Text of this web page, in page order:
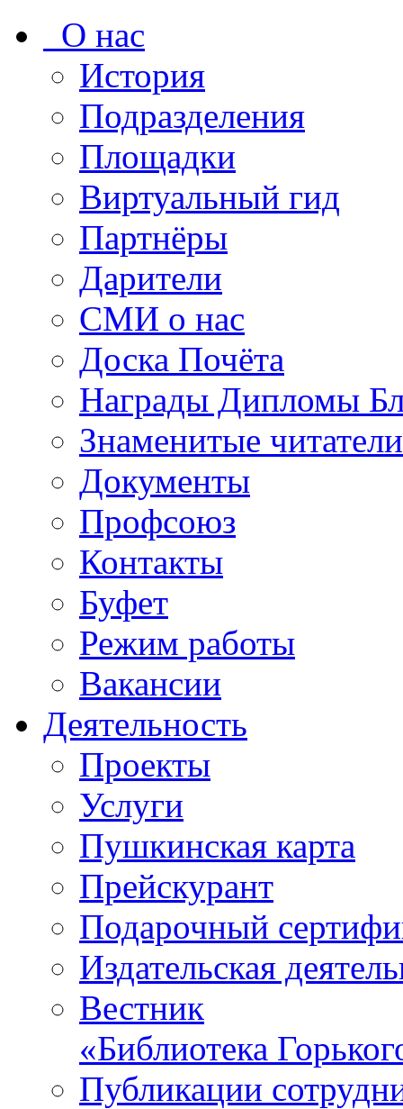
О нас
История
Подразделения
Площадки
Виртуальный гид
Партнёры
Дарители
СМИ о нас
Доска Почёта
Награды Дипломы
Знаменитые
Документы
Профсоюз
Контакты
Буфет
Режим работы
Вакансии
Деятельность
Проекты
Услуги
Пушкинская карта
Прейскурант
Подарочный
Издательская
Вестник
«Библиотека
Публикации